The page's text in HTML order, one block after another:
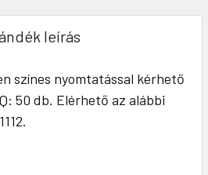
leírás
színes nyomtatással kérhető
50 db. Elérhető az alábbi